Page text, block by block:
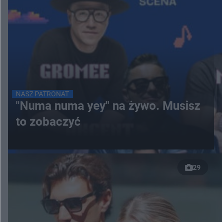
NASZ PATRONAT
"Numa numa yey" na żywo. Musisz
to zobaczyć
29